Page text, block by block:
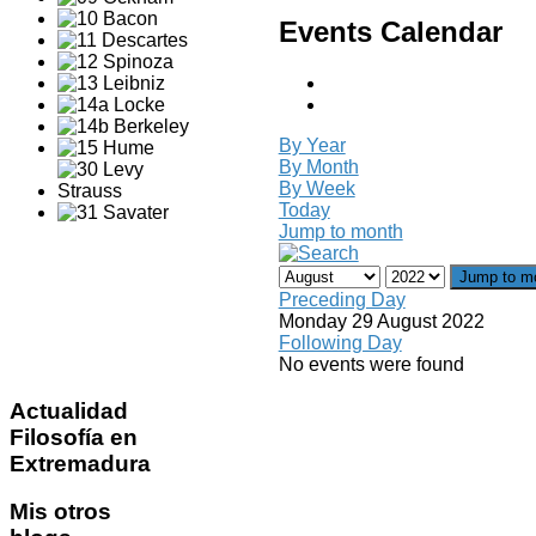
Events Calendar
By Year
By Month
By Week
Today
Jump to month
Jump to
Preceding Day
Monday 29 August 2022
Following Day
No events were found
Actualidad
Filosofía en
Extremadura
Mis otros